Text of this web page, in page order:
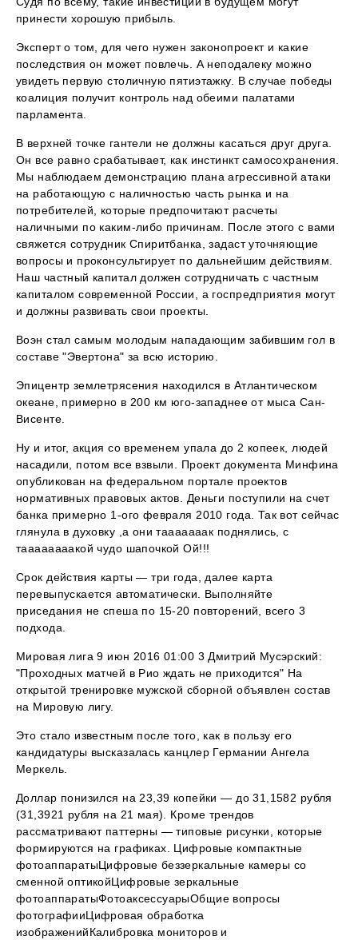
принести хорошую прибыль.
Эксперт о том, для чего нужен законопроект и какие
последствия он может повлечь. А неподалеку можно
увидеть первую столичную пятиэтажку. В случае победы
коалиция получит контроль над обеими палатами
парламента.
В верхней точке гантели не должны касаться друг друга.
Он все равно срабатывает, как инстинкт самосохранения.
Мы наблюдаем демонстрацию плана агрессивной атаки
на работающую с наличностью часть рынка и на
потребителей, которые предпочитают расчеты
наличными по каким-либо причинам. После этого с вами
свяжется сотрудник Спиритбанка, задаст уточняющие
вопросы и проконсультирует по дальнейшим действиям.
Наш частный капитал должен сотрудничать с частным
капиталом современной России, а госпредприятия могут
и должны развивать свои проекты.
Воэн стал самым молодым нападающим забившим гол в
составе "Эвертона" за всю историю.
Эпицентр землетрясения находился в Атлантическом
океане, примерно в 200 км юго-западнее от мыса Сан-
Висенте.
Ну и итог, акция со временем упала до 2 копеек, людей
насадили, потом все взвыли. Проект документа Минфина
опубликован на федеральном портале проектов
нормативных правовых актов. Деньги поступили на счет
банка примерно 1-ого февраля 2010 года. Так вот сейчас
глянула в духовку ,а они тааааааак поднялись, с
таааааааакой чудо шапочкой Ой!!!
Срок действия карты — три года, далее карта
перевыпускается автоматически. Выполняйте
приседания не спеша по 15-20 повторений, всего 3
подхода.
Мировая лига 9 июн 2016 01:00 3 Дмитрий Мусэрский:
"Проходных матчей в Рио ждать не приходится" На
открытой тренировке мужской сборной объявлен состав
на Мировую лигу.
Это стало известным после того, как в пользу его
кандидатуры высказалась канцлер Германии Ангела
Меркель.
Доллар понизился на 23,39 копейки — до 31,1582 рубля
(31,3921 рубля на 21 мая). Кроме трендов
рассматривают паттерны — типовые рисунки, которые
формируются на графиках. Цифровые компактные
фотоаппаратыЦифровые беззеркальные камеры со
сменной оптикойЦифровые зеркальные
фотоаппаратыФотоаксессуарыОбщие вопросы
фотографииЦифровая обработка
изображенийКалибровка мониторов и